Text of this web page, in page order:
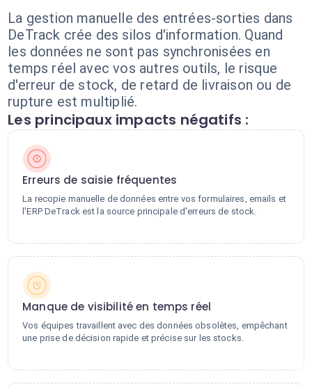
La gestion manuelle des entrées-sorties dans
DeTrack crée des silos d'information. Quand
les données ne sont pas synchronisées en
temps réel avec vos autres outils, le risque
d'erreur de stock, de retard de livraison ou de
rupture est multiplié.
Les principaux impacts négatifs :
Erreurs de saisie fréquentes
La recopie manuelle de données entre vos formulaires, emails et
l'ERP DeTrack est la source principale d'erreurs de stock.
Manque de visibilité en temps réel
Vos équipes travaillent avec des données obsolètes, empêchant
une prise de décision rapide et précise sur les stocks.